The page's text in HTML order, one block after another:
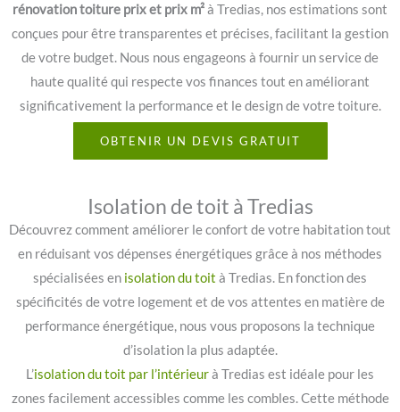
rénovation toiture prix et prix m²à Tredias, nos estimations sont
conçues pour être transparentes et précises, facilitant la gestion
de votre budget. Nous nous engageons à fournir un service de
haute qualité qui respecte vos finances tout en améliorant
significativement la performance et le design de votre toiture.
OBTENIR UN DEVIS GRATUIT
Isolation de toit à Tredias
Découvrez comment améliorer le confort de votre habitation tout
en réduisant vos dépenses énergétiques grâce à nos méthodes
spécialisées en isolation du toit à Tredias. En fonction des
spécificités de votre logement et de vos attentes en matière de
performance énergétique, nous vous proposons la technique
d’isolation la plus adaptée.
L’isolation du toit par l’intérieurà Tredias est idéale pour les
zones facilement accessibles comme les combles. Cette méthode